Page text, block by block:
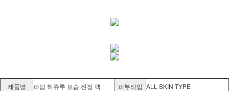
제품명 파담 히쥬루 보습.진정 팩 피부타입 ALL SKIN TYPE